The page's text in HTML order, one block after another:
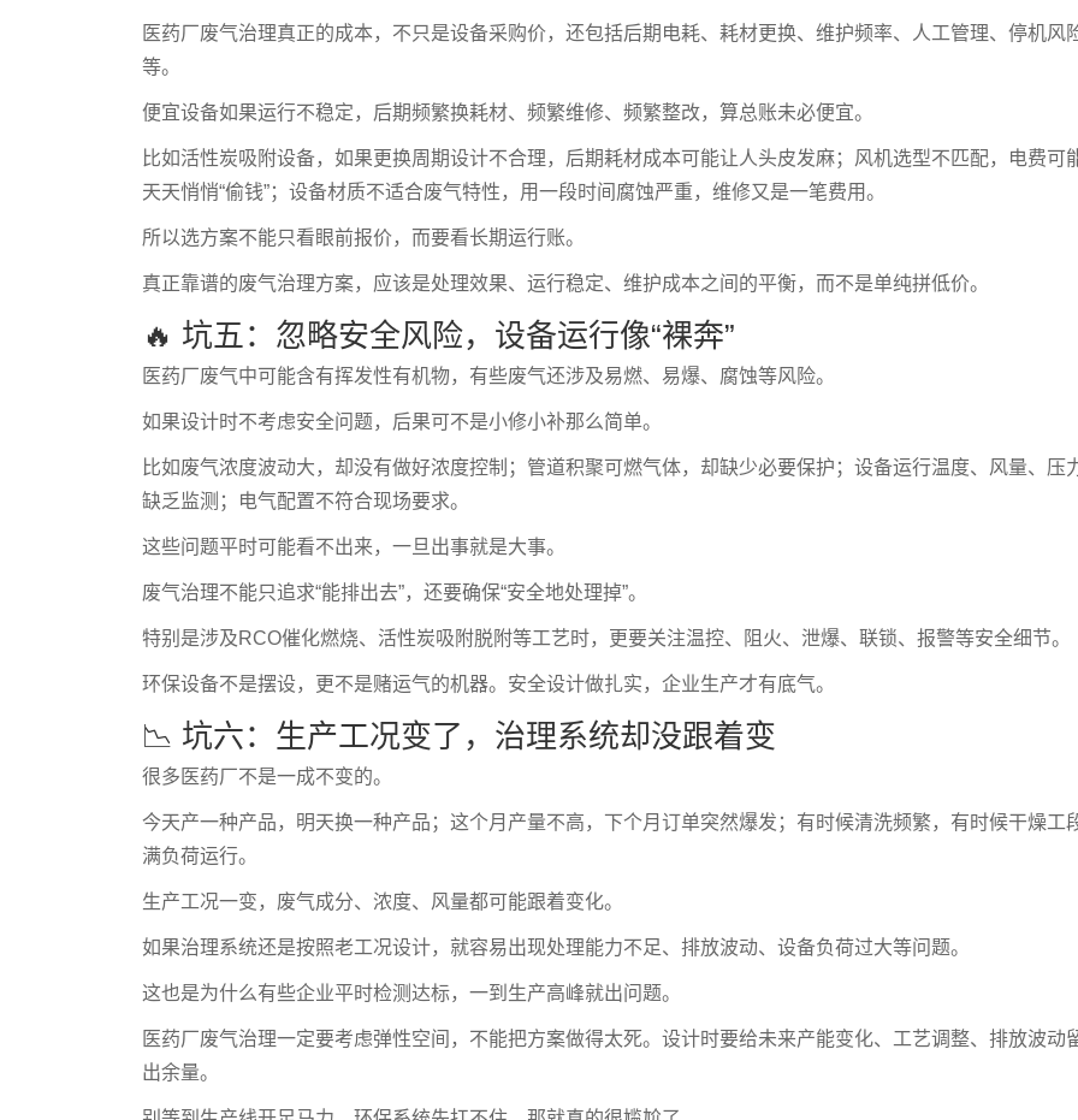
医药厂废气治理真正的成本，不只是设备采购价，还包括后期电耗、耗材更换、维护频率、人工管理、停机风
等。
便宜设备如果运行不稳定，后期频繁换耗材、频繁维修、频繁整改，算总账未必便宜。
比如活性炭吸附设备，如果更换周期设计不合理，后期耗材成本可能让人头皮发麻；风机选型不匹配，电费可
天天悄悄“偷钱”；设备材质不适合废气特性，用一段时间腐蚀严重，维修又是一笔费用。
所以选方案不能只看眼前报价，而要看长期运行账。
真正靠谱的废气治理方案，应该是处理效果、运行稳定、维护成本之间的平衡，而不是单纯拼低价。
🔥 坑五：忽略安全风险，设备运行像“裸奔”
医药厂废气中可能含有挥发性有机物，有些废气还涉及易燃、易爆、腐蚀等风险。
如果设计时不考虑安全问题，后果可不是小修小补那么简单。
比如废气浓度波动大，却没有做好浓度控制；管道积聚可燃气体，却缺少必要保护；设备运行温度、风量、压
缺乏监测；电气配置不符合现场要求。
这些问题平时可能看不出来，一旦出事就是大事。
废气治理不能只追求“能排出去”，还要确保“安全地处理掉”。
特别是涉及RCO催化燃烧、活性炭吸附脱附等工艺时，更要关注温控、阻火、泄爆、联锁、报警等安全细节。
环保设备不是摆设，更不是赌运气的机器。安全设计做扎实，企业生产才有底气。
📉 坑六：生产工况变了，治理系统却没跟着变
很多医药厂不是一成不变的。
今天产一种产品，明天换一种产品；这个月产量不高，下个月订单突然爆发；有时候清洗频繁，有时候干燥工
满负荷运行。
生产工况一变，废气成分、浓度、风量都可能跟着变化。
如果治理系统还是按照老工况设计，就容易出现处理能力不足、排放波动、设备负荷过大等问题。
这也是为什么有些企业平时检测达标，一到生产高峰就出问题。
医药厂废气治理一定要考虑弹性空间，不能把方案做得太死。设计时要给未来产能变化、工艺调整、排放波动
出余量。